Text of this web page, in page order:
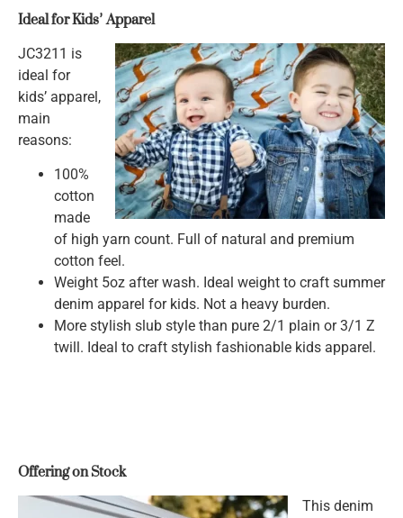
Ideal for Kids’Apparel
JC3211 is
ideal for
kids’ apparel,
main
reasons:
100%
cotton
made
of high yarn count. Full of natural and premium
cotton feel.
Weight 5oz after wash. Ideal weight to craft summer
denim apparel for kids. Not a heavy burden.
More stylish slub style than pure 2/1 plain or 3/1 Z
twill. Ideal to craft stylish fashionable kids apparel.
Offering on Stock
This denim